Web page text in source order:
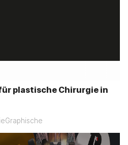
plastische Chirurgie in